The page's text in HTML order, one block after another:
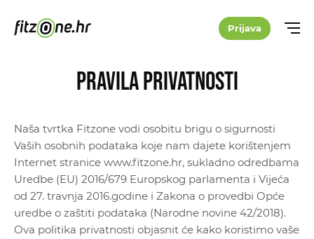
Prijava
Pravila privatnosti
Naša tvrtka Fitzone vodi osobitu brigu o sigurnosti
Vaših osobnih podataka koje nam dajete korištenjem
Internet stranice www.fitzone.hr, sukladno odredbama
Uredbe (EU) 2016/679 Europskog parlamenta i Vijeća
od 27. travnja 2016.godine i Zakona o provedbi Opće
uredbe o zaštiti podataka (Narodne novine 42/2018).
Ova politika privatnosti objasnit će kako koristimo vaše